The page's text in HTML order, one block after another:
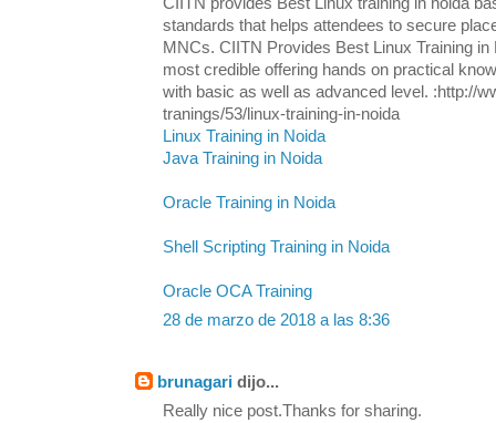
standards that helps attendees to secure
MNCs. CIITN Provides Best Linux Training
most credible offering hands on practical
with basic as well as advanced level. :http://
tranings/53/linux-training-in-noida
Linux Training in Noida
Java Training in Noida
Oracle Training in Noida
Shell Scripting Training in Noida
Oracle OCA Training
28 de marzo de 2018 a las 8:36
brunagari dijo...
Really nice post.Thanks for sharing.